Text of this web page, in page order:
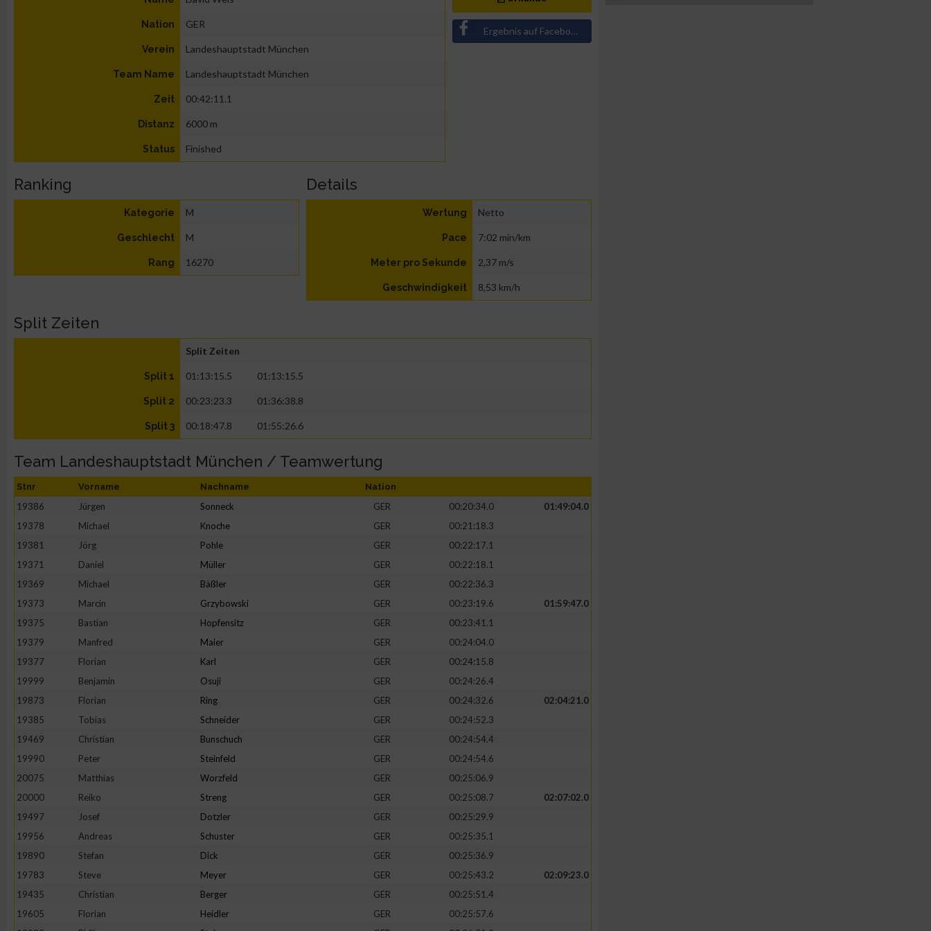
Nation GER
Verein Landeshauptstadt München
Team Name Landeshauptstadt München
Zeit 00:42:11.1
Distanz 6000 m
Status Finished
Ergebnis auf Facebook teilen
Ranking
Kategorie M
Geschlecht M
Rang 16270
Details
Wertung Netto
Pace 7:02 min/km
Meter pro Sekunde 2,37 m/s
Geschwindigkeit 8,53 km/h
Split Zeiten
Split Zeiten
Split 1 01:13:15.5 01:13:15.5
Split 2 00:23:23.3 01:36:38.8
Split 3 00:18:47.8 01:55:26.6
Team Landeshauptstadt München / Teamwertung
Stnr Vorname Nachname Nation
19386 Jürgen Sonneck GER 00:20:34.0
01:49:04.0
19378
Michael Knoche GER
00:21:18.3
19381
Jörg Pohle GER
00:22:17.1
19371
Daniel Müller GER
00:22:18.1
19369
Michael Bäßler GER
00:22:36.3
19373
Marcin Grzybowski GER 00:23:19.6
01:59:47.0
19375
Bastian Hopfensitz GER
00:23:41.1
19379
Manfred Maier GER
00:24:04.0
19377
Florian Karl GER
00:24:15.8
19999
Benjamin Osuji GER
00:24:26.4
19873
Florian Ring GER 00:24:32.6
02:04:21.0
19385
Tobias Schneider GER
00:24:52.3
19469
Christian Bunschuch GER
00:24:54.4
19990
Peter Steinfeld GER
00:24:54.6
20075
Matthias Worzfeld GER
00:25:06.9
20000
Reiko Streng GER 00:25:08.7
02:07:02.0
19497
Josef Dotzler GER
00:25:29.9
19956
Andreas Schuster GER
00:25:35.1
19890
Stefan Dick GER
00:25:36.9
19783
Steve Meyer GER 00:25:43.2
02:09:23.0
19435
Christian Berger GER
00:25:51.4
19605
Florian Heidler GER
00:25:57.6